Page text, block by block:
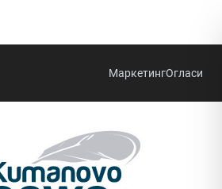
МаркетингОгласи